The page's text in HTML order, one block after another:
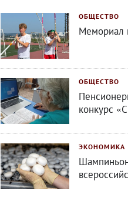
ОБЩЕСТВО
Мемориал
ОБЩЕСТВО
конкурс
ЭКОНОМИКА